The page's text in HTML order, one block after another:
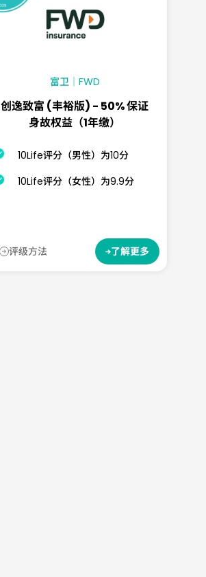
富卫｜FWD
创逸致富 (丰裕版) - 50% 保证
身故权益（1年缴）
10Life评分（男性）为10分
10Life评分（女性）为9.9分
评级方法 了解更多